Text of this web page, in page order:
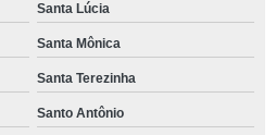
Santa Lúcia
Santa Mônica
Santa Terezinha
Santo Antônio